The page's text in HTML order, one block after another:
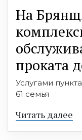
На
проката
Услугами
61 семья
Читать далее